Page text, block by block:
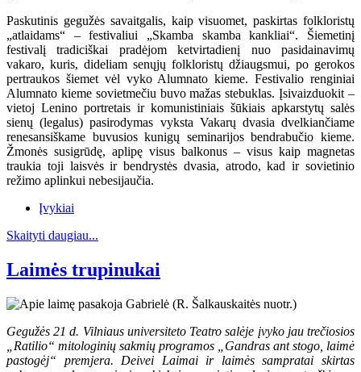
Paskutinis gegužės savaitgalis, kaip visuomet, paskirtas folkloristų
„atlaidams“ – festivaliui „Skamba skamba kankliai“. Šiemetinį
festivalį tradiciškai pradėjom ketvirtadienį nuo pasidainavimų
vakaro, kuris, dideliam senųjų folkloristų džiaugsmui, po gerokos
pertraukos šiemet vėl vyko Alumnato kieme. Festivalio renginiai
Alumnato kieme sovietmečiu buvo mažas stebuklas. Įsivaizduokit –
vietoj Lenino portretais ir komunistiniais šūkiais apkarstytų salės
sienų (legalus) pasirodymas vyksta Vakarų dvasia dvelkiančiame
renesansiškame buvusios kunigų seminarijos bendrabučio kieme.
Žmonės susigrūdę, aplipę visus balkonus – visus kaip magnetas
traukia toji laisvės ir bendrystės dvasia, atrodo, kad ir sovietinio
režimo aplinkui nebesijaučia.
Įvykiai
Skaityti daugiau...
Laimės trupinukai
Gegužės 21 d. Vilniaus universiteto Teatro salėje įvyko jau trečiosios
„Ratilio“ mitologinių sakmių programos „Gandras ant stogo, laimė
pastogėj“ premjera. Deivei Laimai ir laimės sampratai skirtas